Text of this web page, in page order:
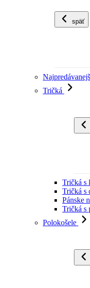
späť
Tričká
Tričká s
Tričká s
Pánske
Tričká s
Polokošele